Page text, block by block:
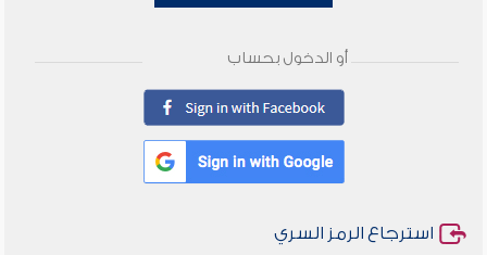
أو الدخول بحساب
استرجاع الرمز السري